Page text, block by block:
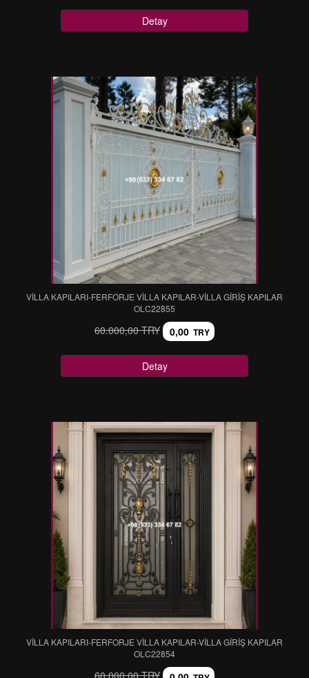
Detay
VİLLA KAPILARI-FERFORJE VİLLA KAPILAR-VİLLA GİRİŞ KAPILAR
OLC22855
60.000,00 TRY 0,00 TRY
Detay
VİLLA KAPILARI-FERFORJE VİLLA KAPILAR-VİLLA GİRİŞ KAPILAR
OLC22854
60.000,00 TRY